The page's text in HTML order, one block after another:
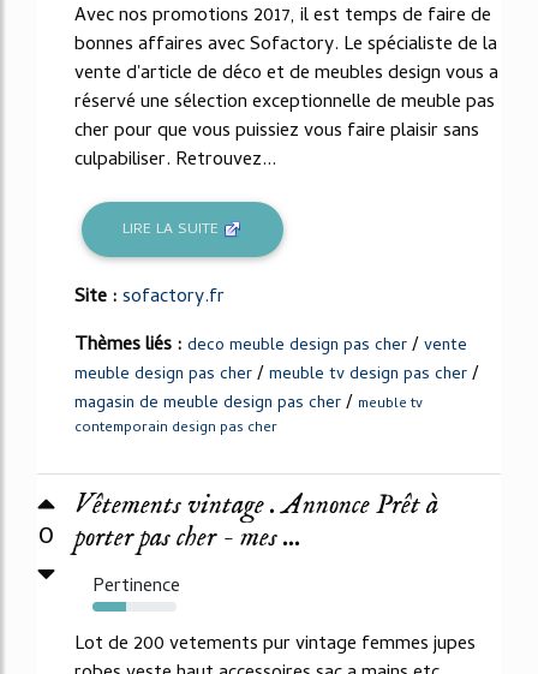
Avec nos promotions 2017, il est temps de faire de
bonnes affaires avec Sofactory. Le spécialiste de la
vente d'article de déco et de meubles design vous a
réservé une sélection exceptionnelle de meuble pas
cher pour que vous puissiez vous faire plaisir sans
culpabiliser. Retrouvez...
LIRE LA SUITE
Site :sofactory.fr
Thèmes liés : deco meuble design pas cher/vente
meuble design pas cher/meuble tv design pas cher/
magasin de meuble design pas cher/ meuble tv
contemporain design pas cher
0
Vêtements vintage . Annonce Prêt à
porter pas cher - mes ...
Pertinence
40%
Lot de 200 vetements pur vintage femmes jupes